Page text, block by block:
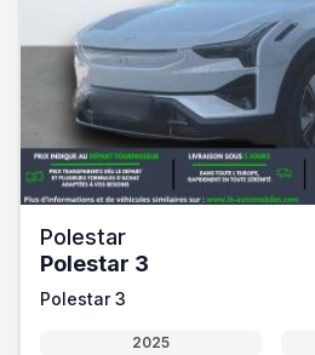
Polestar
Polestar 3
Polestar 3
2025